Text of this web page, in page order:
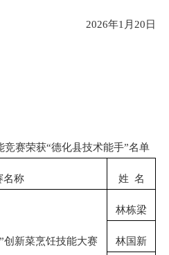
2026年1月20日
赛荣获“德化县技术能手”名单
名称 姓 名
创新菜烹饪技能大赛
林栋梁
林国新